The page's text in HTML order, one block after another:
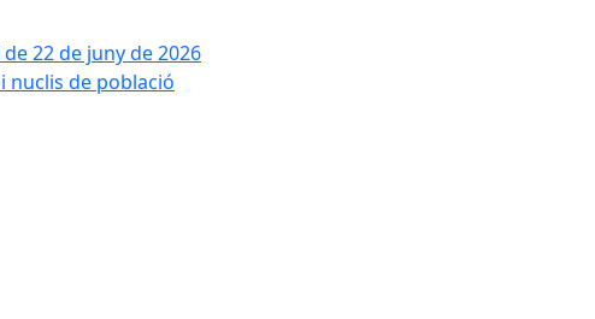
22 de juny de 2026
nuclis de població